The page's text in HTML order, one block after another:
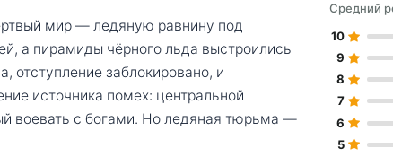
мир — ледяную равнину под
а пирамиды чёрного льда выстроились
отступление заблокировано, и
источника помех: центральной
воевать с богами. Но ледяная тюрьма —
Средний
10
9
8
7
6
5